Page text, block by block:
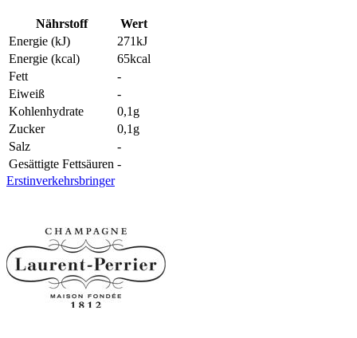
Nährstoff
Wert
Energie (kJ)
271kJ
Energie (kcal)
65kcal
Fett
-
Eiweiß
-
Kohlenhydrate
0,1 g
Zucker
0,1 g
Salz
-
Gesättigte Fettsäuren -
Erstinverkehrsbringer